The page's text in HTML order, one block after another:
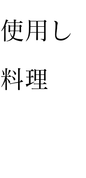
用し
理